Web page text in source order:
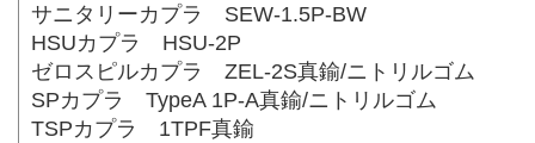
サニタリーカプラ SEW-1.5P-BW
HSUカプラ HSU-2P
ゼロスピルカプラ ZEL-2S真鍮/ニトリルゴム
SPカプラ TypeA 1P-A真鍮/ニトリルゴム
TSPカプラ 1TPF真鍮